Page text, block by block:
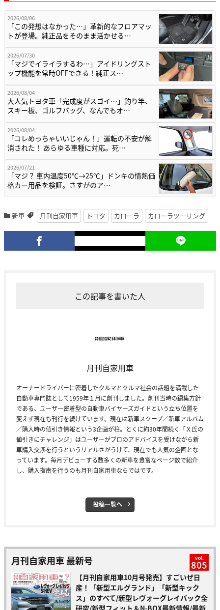
2026/08/06
「この発想はなかった…」革新的なフロアマッ
トが登場。純正品をそのまま活かせる…
2026/07/30
「マジでイライラするわ…」アイドリングスト
ップ機能を常時OFFできる！純正ス…
2026/08/04
大人気トヨタ車「完成度がスゴイ…」釣り竿、
スキー板、ゴルフバッグ、なんでもオ…
2026/08/04
「コレめっちゃいいじゃん！」運転の不安が解
消された！ あらゆる車種に対応。死…
2026/07/21
「マジ？ 車内温度50℃→25℃」ドンキの情熱価
格カー用品を検証。さすがのア…
新車 月刊自家用車 トヨタ カローラ カローラツーリング
この記事を書いた人
月刊自家用車
オーナードライバーに密着したクルマとクルマ社会の話題を満載した
自動車専門誌として1959年１月に創刊しました。創刊当時の編集方針
である、ユーザー密着型の自動車バイヤーズガイドという立ち位置を
変えず現在も刊行を続けています。現在は新車スクープ／新車アルバム
／購入時の値引き情報という3企画が柱。とくに約30年間続く「Ｘ氏の
値引きにチャレンジ」はユーザーがプロのアドバイスを受けながら新
車購入交渉を行うというリアルさがうけて、現在でも人気の企画とな
っています。毎月デビューする数多くの新車を豊富なページ数で紹介
し、購入指南を行うのも月刊自家用車ならではです。
投稿一覧へ
月刊自家用車 最新号 vol.
805
【月刊自家用車10月号発売】すごいぜ日
産！「新型エルグランド」「新型キック
ス」のすべて/新型レヴォーグレイバック全
研究/新型フィット＆N-BOX最新情報/最新